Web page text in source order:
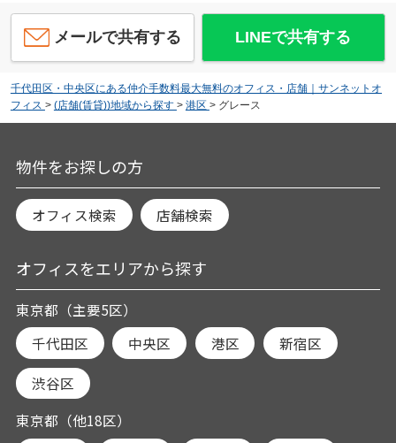
メールで共有する LINEで共有する
千代田区・中央区にある仲介手数料最大無料のオフィス・店舗｜サンネットオ
フィス > (店舗(賃貸))地域から探す > 港区 > グレース
物件をお探しの方
オフィス検索 店舗検索
オフィスをエリアから探す
東京都（主要5区）
千代田区
中央区 港区 新宿区
渋谷区
東京都（他18区）